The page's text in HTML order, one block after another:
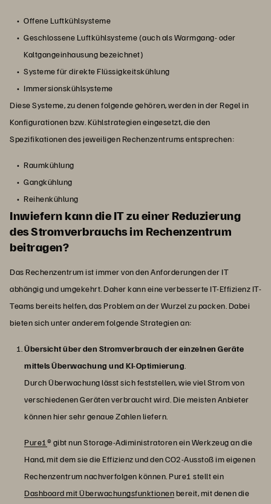
Offene Luftkühlsysteme
Geschlossene Luftkühlsysteme (auch als Warmgang- oder
Kaltgangeinhausung bezeichnet)
Systeme für direkte Flüssigkeitskühlung
Immersionskühlsysteme
Diese Systeme, zu denen folgende gehören, werden in der Regel in
Konfigurationen bzw. Kühlstrategien eingesetzt, die den
Spezifikationen des jeweiligen Rechenzentrums entsprechen:
Raumkühlung
Gangkühlung
Reihenkühlung
Inwiefern kann die IT zu einer Reduzierung
des Stromverbrauchs im Rechenzentrum
beitragen?
Das Rechenzentrum ist immer von den Anforderungen der IT
abhängig und umgekehrt. Daher kann eine verbesserte IT-Effizienz IT-
Teams bereits helfen, das Problem an der Wurzel zu packen. Dabei
bieten sich unter anderem folgende Strategien an:
Übersicht über den Stromverbrauch der einzelnen Geräte
mittels Überwachung und KI-Optimierung
Durch Überwachung lässt sich feststellen, wie viel Strom von
verschiedenen Geräten verbraucht wird. Die meisten Anbieter
können hier sehr genaue Zahlen liefern.
Pure1 ® gibt nun Storage-Adiministratoren ein Werkzeug an die
Hand, mit dem sie die Effizienz und den CO2-Ausstoß im eigenen
Rechenzentrum nachverfolgen können. Pure1 stellt ein
Dashboard mit Überwachungsfunktionenbereit, mit denen die